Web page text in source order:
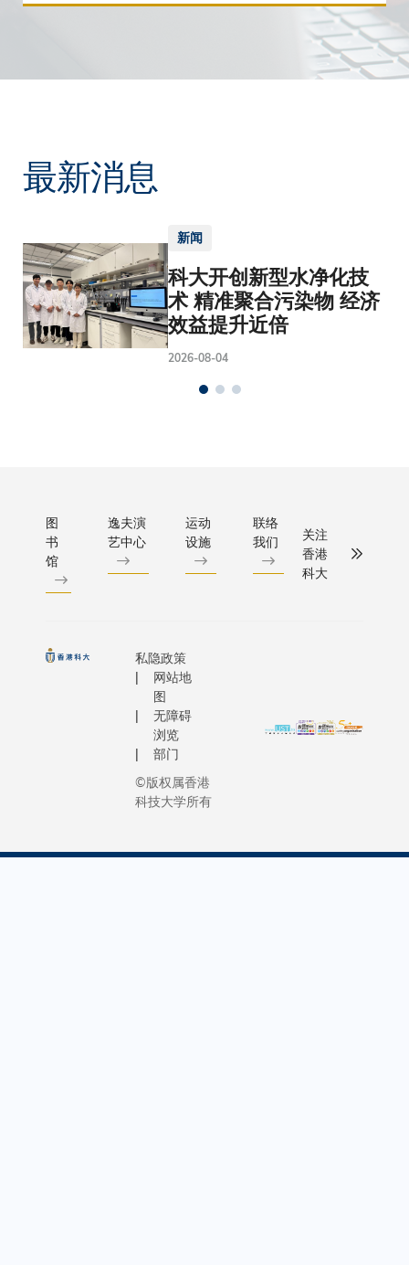
最新消息
新闻
科大开创新型水净化技
术 精准聚合污染物 经济
效益提升近倍
2026-08-04
图
书
馆
逸夫演
艺中心
运动
设施
联络
我们
关注
香港
科大
私隐政策
网站地
图
无障碍
浏览
部门
©版权属香港
科技大学所有